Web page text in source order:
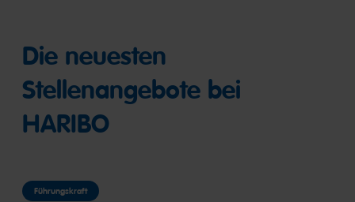
Die neuesten
Stellenangebote bei
HARIBO
Führungskraft